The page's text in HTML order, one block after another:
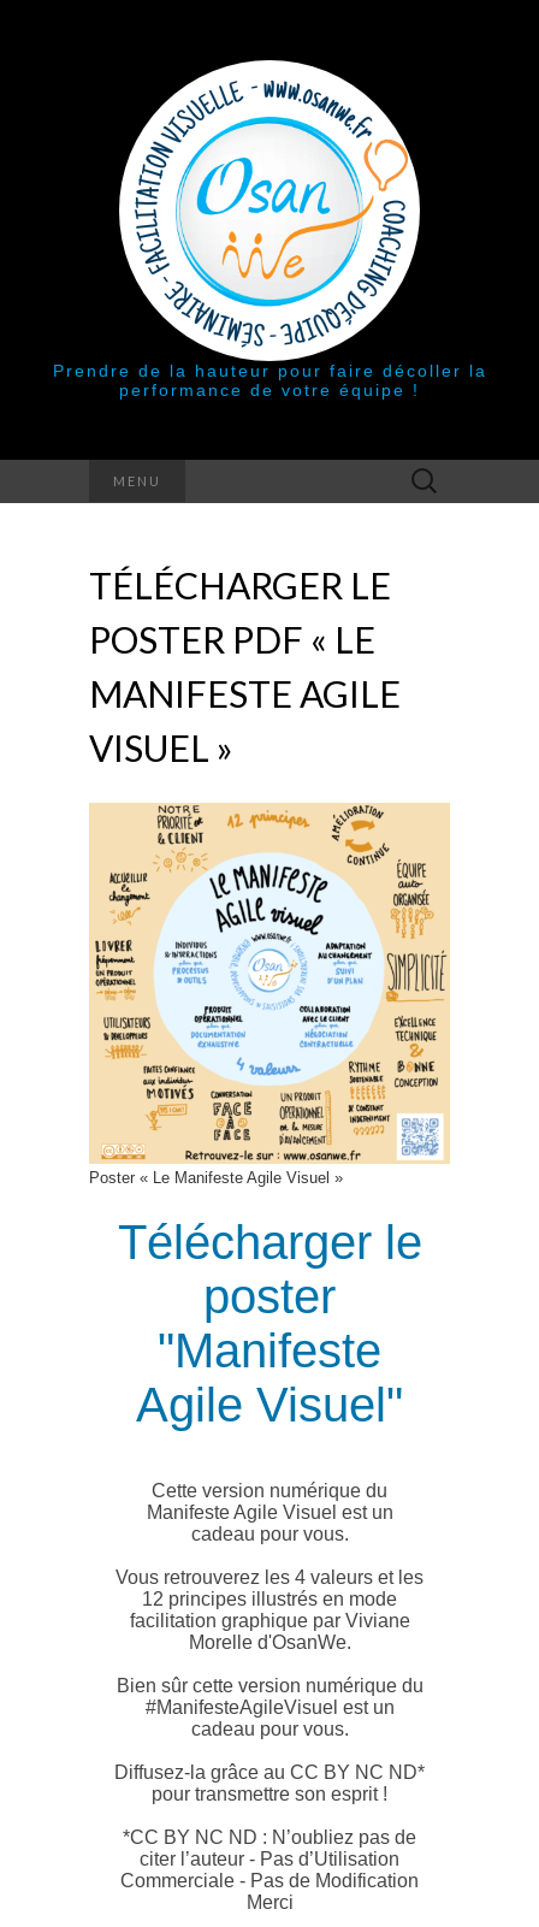
Prendre de la hauteur pour faire décoller la
performance de votre équipe !
MENU Rechercher :
TÉLÉCHARGER LE
POSTER PDF « LE
MANIFESTE AGILE
VISUEL »
Poster « Le Manifeste Agile Visuel »
Télécharger le
poster
"Manifeste
Agile Visuel"
Cette version numérique du
Manifeste Agile Visuel est un
cadeau pour vous.
Vous retrouverez les 4 valeurs et les
12 principes illustrés en mode
facilitation graphique par Viviane
Morelle d'OsanWe.
Bien sûr cette version numérique du
#ManifesteAgileVisuel est un
cadeau pour vous.
Diffusez-la grâce au CC BY NC ND*
pour transmettre son esprit !
*CC BY NC ND : N’oubliez pas de
citer l’auteur - Pas d’Utilisation
Commerciale - Pas de Modification
Merci